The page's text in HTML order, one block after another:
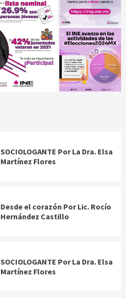
SOCIOLOGANTE Por La Dra. Elsa
Martínez Flores
Desde el corazón Por Lic. Rocío
Hernández Castillo
SOCIOLOGANTE Por La Dra. Elsa
Martínez Flores